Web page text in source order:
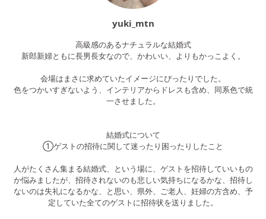
yuki_mtn
高級感のあるナチュラルな結婚式
新郎新婦ともに長男長女なので、かわいい、よりもかっこよく。
会場はまさに求めていたイメージにぴったりでした。
色をつかいすぎないよう、インテリアからドレスも含め、同系色で統
一させました。
結婚式について
①ゲストの招待に関して迷ったり困ったりしたこと
人がたくさん集まる結婚式、という場に、ゲストを招待していいもの
か悩みましたが、招待されないのも悲しい気持ちになるかな、招待し
ないのは失礼になるかな、と思い、県外、ご老人、妊婦の方含め、予
定していた全てのゲストに招待状を送りました。